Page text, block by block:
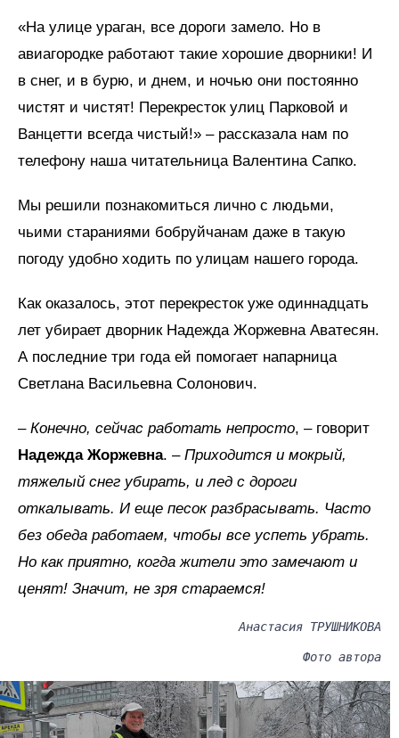
«На улице ураган, все дороги замело. Но в
авиагородке работают такие хорошие дворники! И
в снег, и в бурю, и днем, и ночью они постоянно
чистят и чистят! Перекресток улиц Парковой и
Ванцетти всегда чистый!» – рассказала нам по
телефону наша читательница Валентина Сапко.
Мы решили познакомиться лично с людьми,
чьими стараниями бобруйчанам даже в такую
погоду удобно ходить по улицам нашего города.
Как оказалось, этот перекресток уже одиннадцать
лет убирает дворник Надежда Жоржевна Аватесян.
А последние три года ей помогает напарница
Светлана Васильевна Солонович.
– Конечно, сейчас работать непросто, – говорит
Надежда Жоржевна. – Приходится и мокрый,
тяжелый снег убирать, и лед с дороги
откалывать. И еще песок разбрасывать. Часто
без обеда работаем, чтобы все успеть убрать.
Но как приятно, когда жители это замечают и
ценят! Значит, не зря стараемся!
Анастасия ТРУШНИКОВА
Фото автора